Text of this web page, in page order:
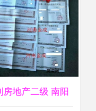
房地产二级 南阳